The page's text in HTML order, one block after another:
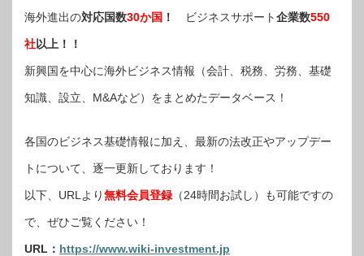
海外進出の対応国数30か国 ！ ビジネスサポート企業数550
社以上！！
新興国を中心に海外ビジネス情報（会計、税務、労務、基礎
知識、設立、M&Aなど）をまとめたデータベース！
各国のビジネス基礎情報に加え、最新の法改正やアップデー
トについて、逐一更新しております！
以下、URLより無料会員登録 （24時間お試し）も可能ですの
で、ぜひご覧ください！
URL： https://www.wiki-investment.jp